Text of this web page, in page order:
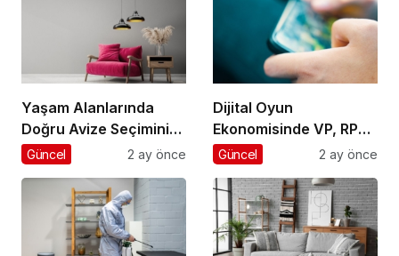
Yaşam Alanlarında
Doğru Avize Seçiminin
Önemi
Güncel 2 ay önce
Dijital Oyun
Ekonomisinde VP, RP
ve UC Rehberi
Güncel 2 ay önce